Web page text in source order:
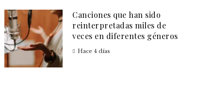
Canciones que han sido
reinterpretadas miles de
veces en diferentes géneros
Hace 4 días